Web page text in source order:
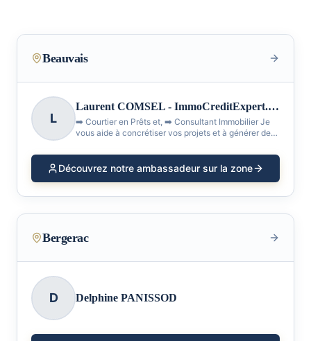
Beauvais
L
Laurent COMSEL - ImmoCreditExpert.com
➡️ Courtier en Prêts et, ➡️ Consultant Immobilier Je
vous aide à concrétiser vos projets et à générer des
au cœur de chaque action
Découvrez notre ambassadeur sur la zone
Bergerac
D Delphine PANISSOD